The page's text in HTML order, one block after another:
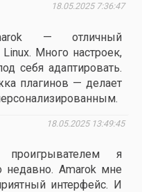
18.05.2025 7:36:47
— отличный
Много настроек,
себя адаптировать.
плагинов — делает
18.05.2025 13:49:45
я
недавно. Amarok мне
интерфейс. И